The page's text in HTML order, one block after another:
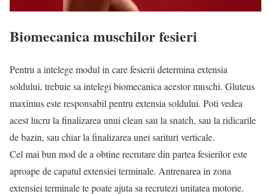
Biomecanica muschilor fesieri
Pentru a intelege modul in care fesierii determina extensia
soldului, trebuie sa intelegi biomecanica acestor muschi. Gluteus
maximus este responsabil pentru extensia soldului. Poti vedea
acest lucru la finalizarea unui clean sau la snatch, sau la ridicarile
de bazin, sau chiar la finalizarea unei sarituri verticale.
Cel mai bun mod de a obtine recrutare din partea fesierilor este
aproape de capatul extensiei terminale. Antrenarea in zona
extensiei terminale te poate ajuta sa recrutezi unitatea motorie.